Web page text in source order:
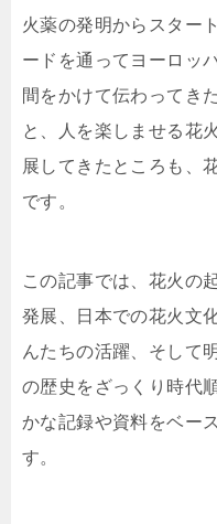
火薬の発明からスター
ードを通ってヨーロッ
間をかけて伝わってき
と、人を楽しませる花
展してきたところも、
です。
この記事では、花火の
発展、日本での花火文
んたちの活躍、そして
の歴史をざっくり時代
かな記録や資料をベー
す。